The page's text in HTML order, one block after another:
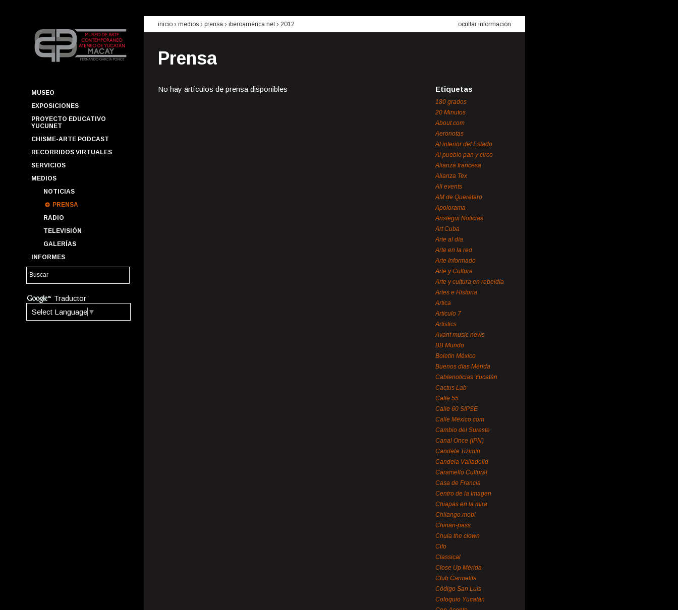
MUSEO
EXPOSICIONES
PROYECTO EDUCATIVO
YUCUNET
CHISME-ARTE PODCAST
RECORRIDOS VIRTUALES
SERVICIOS
MEDIOS
NOTICIAS
PRENSA
RADIO
TELEVISIÓN
GALERÍAS
INFORMES
Traductor
Select Language ▼
inicio › medios › prensa › iberoamérica.net› 2012 ocultar información
Prensa
No hay artículos de prensa disponibles Etiquetas
180 grados
20 Minutos
About.com
Aeronotas
Al interior del Estado
Al pueblo pan y circo
Alianza francesa
Alianza Tex
All events
AM de Querétaro
Apolorama
Aristegui Noticias
Art Cuba
Arte al día
Arte en la red
Arte Informado
Arte y Cultura
Arte y cultura en rebeldía
Artes e Historia
Artica
Artículo 7
Artistics
Avant music news
BB Mundo
Boletín México
Buenos días Mérida
Cablenoticias Yucatán
Cactus Lab
Calle 55
Calle 60 SIPSE
Calle México.com
Cambio del Sureste
Canal Once (IPN)
Candela Tizimín
Candela Valladolid
Caramello Cultural
Casa de Francia
Centro de la Imagen
Chiapas en la mira
Chilango.mobi
Chinan-pass
Chula the clown
Cifo
Classical
Close Up Mérida
Club Carmelita
Código San Luis
Coloquio Yucatán